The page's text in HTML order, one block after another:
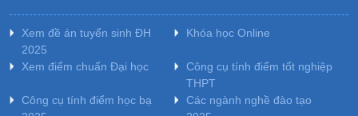
Xem đề án tuyển sinh ĐH
2025
Khóa học Online
Xem điểm chuẩn Đại học
Công cụ tính điểm tốt nghiệp
THPT
Công cụ tính điểm học bạ
Các ngành nghề đào tạo